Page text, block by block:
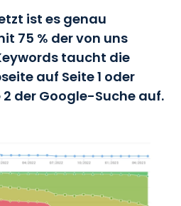
ist es genau
75 % der von uns
taucht die
auf Seite 1 oder
der Google-Suche auf.